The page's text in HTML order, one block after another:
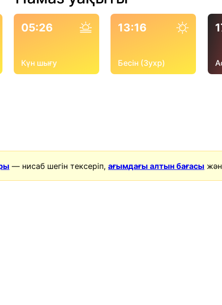
05:26
Күн шығу
13:16
Бесін (Зухр)
— нисаб шегін тексеріп,ағымдағы алтын бағасы